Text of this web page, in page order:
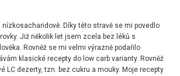
nízkosacharidově. Díky této stravě se mi povedlo
Již několik let jsem zcela bez léků s
Rovněž se mi velmi výrazně podařilo
klasické recepty do low carb varianty. Rovněž
LC dezerty, tzn. bez cukru a mouky. Moje recepty